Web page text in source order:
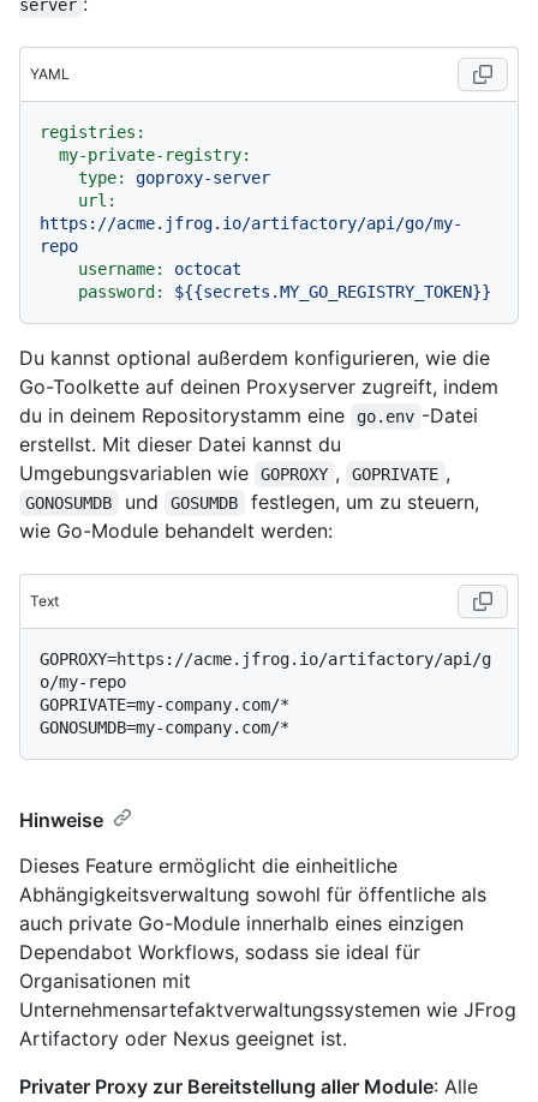
server
YAML
registries:
my-private-registry:
type:
goproxy-server
url:
https://acme.jfrog.io/artifactory/api/go/my-
repo
username:
octocat
password:
${{secrets.MY_GO_REGISTRY_TOKEN}}
Du kannst optional außerdem konfigurieren, wie die
Go-Toolkette auf deinen Proxyserver zugreift, indem
du in deinem Repositorystamm eine
go.env -Datei
erstellst. Mit dieser Datei kannst du
Umgebungsvariablen wie
GOPROXY , GOPRIVATE ,
GONOSUMDB und GOSUMDB
festlegen, um zu steuern,
wie Go-Module behandelt werden:
Text
GOPROXY=https://acme.jfrog.io/artifactory/api/g
o/my-repo
GOPRIVATE=my-company.com/*
Hinweise
Dieses Feature ermöglicht die einheitliche
Abhängigkeitsverwaltung sowohl für öffentliche als
auch private Go-Module innerhalb eines einzigen
Dependabot Workflows, sodass sie ideal für
Organisationen mit
Unternehmensartefaktverwaltungssystemen wie JFrog
Artifactory oder Nexus geeignet ist.
Privater Proxy zur Bereitstellung aller Module: Alle